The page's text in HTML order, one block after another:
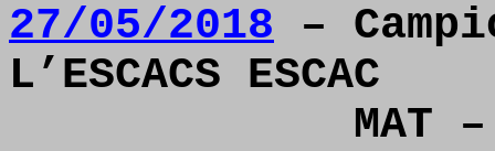
27/05/2018 –
L’ESCACS ESCAC
MAT